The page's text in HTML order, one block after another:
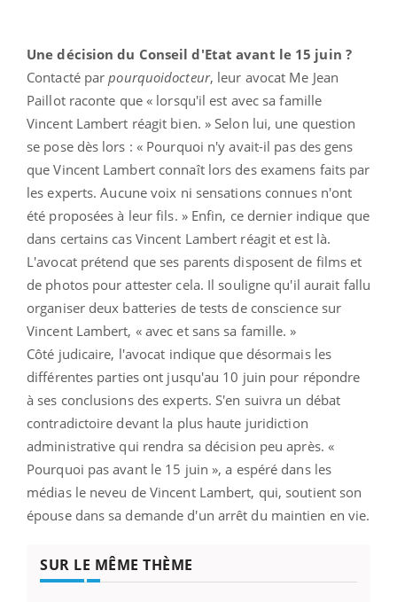
Une décision du Conseil d'Etat avant le 15 juin ?
Contacté parpourquoidocteur, leur avocat Me Jean
Paillot raconte que « lorsqu'il est avec sa famille
Vincent Lambert réagit bien. » Selon lui, une question
se pose dès lors : « Pourquoi n'y avait-il pas des gens
que Vincent Lambert connaît lors des examens faits par
les experts. Aucune voix ni sensations connues n'ont
été proposées à leur fils. » Enfin, ce dernier indique que
dans certains cas Vincent Lambert réagit et est là.
L'avocat prétend que ses parents disposent de films et
de photos pour attester cela. Il souligne qu'il aurait fallu
organiser deux batteries de tests de conscience sur
Vincent Lambert, « avec et sans sa famille. »
Côté judicaire, l'avocat indique que désormais les
différentes parties ont jusqu'au 10 juin pour répondre
à ses conclusions des experts. S'en suivra un débat
contradictoire devant la plus haute juridiction
administrative qui rendra sa décision peu après. «
Pourquoi pas avant le 15 juin », a espéré dans les
médias le neveu de Vincent Lambert, qui, soutient son
épouse dans sa demande d'un arrêt du maintien en vie.
SUR LE MÊME THÈME